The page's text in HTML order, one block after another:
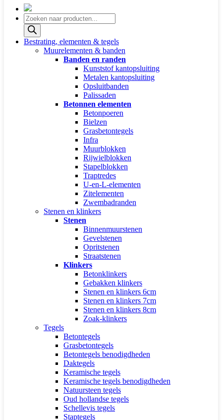
Producten
zoeken
Bestrating, elementen & tegels
Muurelementen & banden
Banden en randen
Kunststof kantopsluiting
Metalen kantopsluiting
Opsluitbanden
Palissaden
Betonnen elementen
Betonpoeren
Bielzen
Grasbetontegels
Infra
Muurblokken
Rijwielblokken
Stapelblokken
Traptredes
U-en-L-elementen
Zitelementen
Zwembadranden
Stenen en klinkers
Stenen
Binnenmuurstenen
Gevelstenen
Opritstenen
Straatstenen
Klinkers
Betonklinkers
Gebakken klinkers
Stenen en klinkers 6cm
Stenen en klinkers 7cm
Stenen en klinkers 8cm
Zoak-klinkers
Tegels
Betontegels
Grasbetontegels
Betontegels benodigdheden
Daktegels
Keramische tegels
Keramische tegels benodigdheden
Natuursteen tegels
Oud hollandse tegels
Schellevis tegels
Staptegels